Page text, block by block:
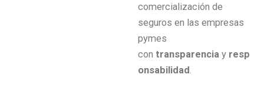
comercialización de
seguros en las empresas
pymes
con transparencia y resp
onsabilidad